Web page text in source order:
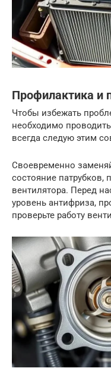
Профилактика и
Чтобы избежать
необходимо
всегда следую этим
Своевременно
состояние патрубков,
вентилятора. Перед
уровень антифриза,
проверьте работу